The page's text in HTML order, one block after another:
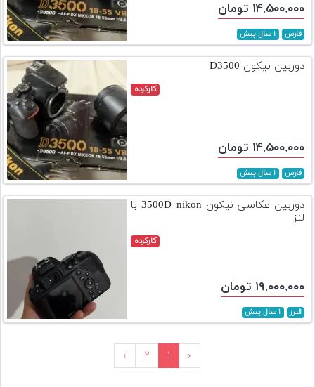
۱۴,۵۰۰,۰۰۰ تومان
فارس ۱ سال پیش
دوربین نیکون D3500
کارکرده
۱۴,۵۰۰,۰۰۰ تومان
فارس ۱ سال پیش
دوربین عکاسی نیکون 3500D nikon با
لنز
کارکرده
۱۹,۰۰۰,۰۰۰ تومان
البرز ۱ سال پیش
‹ ۱ ۲ ›